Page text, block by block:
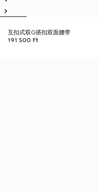
互扣式双G搭扣双面腰带
191 500 Ft